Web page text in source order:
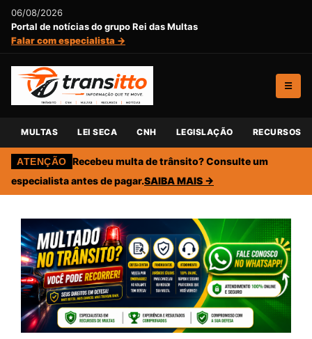
06/08/2026
Portal de notícias do grupo Rei das Multas
Falar com especialista →
☰
MULTAS LEI SECA CNH LEGISLAÇÃO RECURSOS
ATENÇÃO Recebeu multa de trânsito? Consulte um
especialista antes de pagar.SAIBA MAIS →